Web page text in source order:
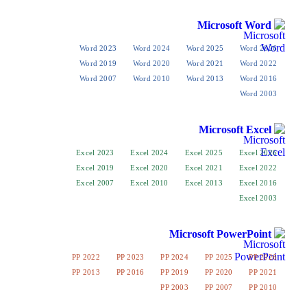
Word 2025
Word 2024
Word 2023
Word 2021
Word 2020
Word 2019
Word 2013
Word 2010
Word 2007
Excel 2025
Excel 2024
Excel 2023
Excel 2021
Excel 2020
Excel 2019
Excel 2013
Excel 2010
Excel 2007
Microsoft
PP
PP 2024
PP 2023
PP 2022
PP 2019
PP 2016
PP 2013
PP 2003